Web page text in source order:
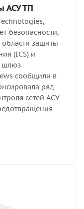
АСУ ТП
безопасности,
защиты
(ICS) и
шлюз
сообщили в
ряд
сетей АСУ